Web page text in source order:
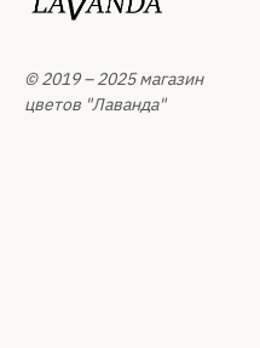
© 2019 – 2025 магазин
цветов "Лаванда"